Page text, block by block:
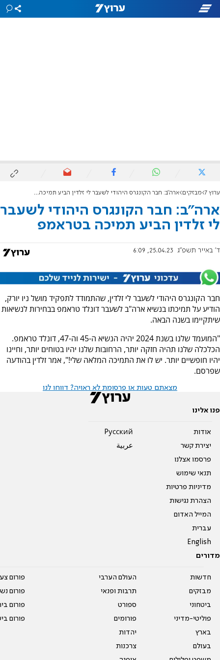
ערוץ 7 מבזקים ארה"ב: חבר הקונגרס היהודי לשעבר לי זלדין הביע תמיכה בטראמפ
ארה"ב: חבר הקונגרס היהודי לשעבר
לי זלדין הביע תמיכה בטראמפ
ד' באייר תשפ"ג 25.04.23, 6:09
חבר הקונגרס היהודי לשעבר לי זלדין, שהתמודד לתפקיד מושל ניו יורק,
הודיע על תמיכתו בנשיא ארה"ב לשעבר דונלד טראמפ בבחירות לנשיאות
שיתקיימו בשנה הבאה.
"המועמד שלנו בשנת 2024 יהיה הנשיא ה-45 וה-47, דונלד טראמפ.
הכלכלה שלנו תהיה חזקה יותר, הרחובות שלנו יהיו בטוחים יותר, וחיינו
יהיו חופשיים יותר. יש לו את התמיכה המלאה שלי!", אמר זלדין בהודעה
שפרסם.
מצאתם טעות או פרסומת לא ראויה? דווחו לנו
פנו אלינו
אודות
יצירת קשר
פרסמו אצלנו
תנאי שימוש
מדיניות פרטיות
הצהרת נגישות
המייל האדום
עברית
English
Pусский
عربية
מדורים
חדשות
מבזקים
ביטחוני
פוליטי-מדיני
בארץ
בעולם
העולם הערבי
תרבות ופנאי
ספורט
פורומים
יהדות
צרכנות
פורום
פורום
פורום
פורום